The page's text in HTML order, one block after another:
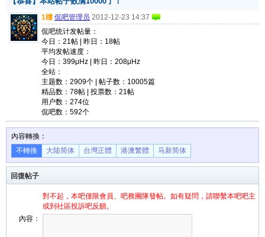
1樓 侃吧管理员 2012-12-23 14:37
侃吧统计发帖量：
今日：21帖 | 昨日：18帖
平均发帖速度：
今日：399μHz | 昨日：208μHz
全站：
主题数：2909个 | 帖子数：10005篇
精品数：78帖 | 投票数：21帖
用户数：274位
侃吧数：592个
內容轉換：
不轉換
大陆简体 台灣正體 港澳繁體 马新简体
回復帖子
對不起，本吧僅限會員、吧務團隊發帖。如有疑問，請聯繫本吧吧主
或到社區投訴吧反饋。
內容：